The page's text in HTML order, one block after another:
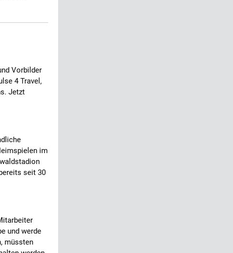
Vorbilder
4 Travel,
Jetzt
im
seit 30
und werde
müssten